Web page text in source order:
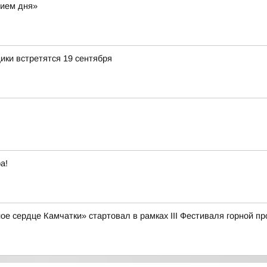
дня»
встретятся 19 сентября
сердце Камчатки» стартовал в рамках III Фестиваля горной